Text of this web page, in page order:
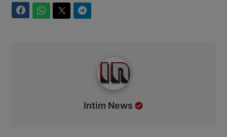
Intim News